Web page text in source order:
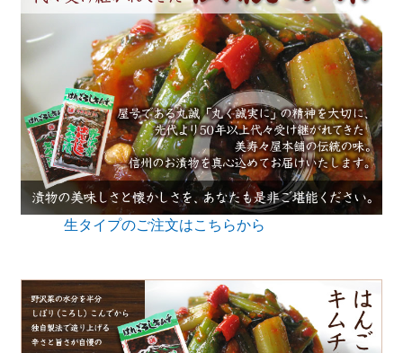
生タイプのご注文はこちらから